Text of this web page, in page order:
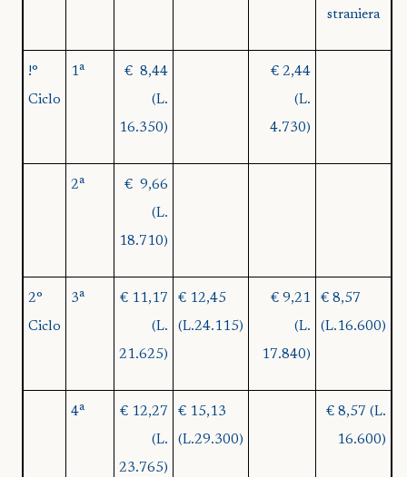
straniera
!°
Ciclo
1a € 8,44
(L.
16.350)
€ 2,44
(L.
4.730)
2a € 9,66
(L.
18.710)
2°
Ciclo
3a € 11,17
(L.
21.625)
€ 12,45
(L.24.115)
€ 9,21
(L.
17.840)
€ 8,57
(L.16.600)
4a € 12,27
(L.
23.765)
€ 15,13
(L.29.300)
€ 8,57 (L.
16.600)